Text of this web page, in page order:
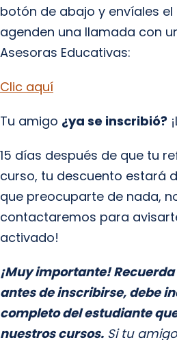
botón de abajo y envíales
agenden una llamada con
Asesoras Educativas:
Clic aquí
Tu amigo ¿ya se inscribió?
15 días después de que tu
curso, tu descuento estará
que preocuparte de nada,
contactaremos para
activado!
¡Muy importante!
antes de inscribirse, debe
completo del estudiante
nuestros cursos. Si tu